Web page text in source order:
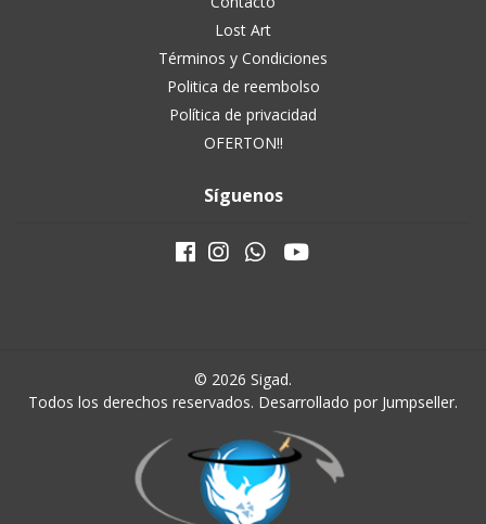
Lost Art
Términos y Condiciones
Politica de reembolso
Política de privacidad
OFERTON!!
Síguenos
© 2026 Sigad.
Todos los derechos reservados. Desarrollado por Jumpseller.